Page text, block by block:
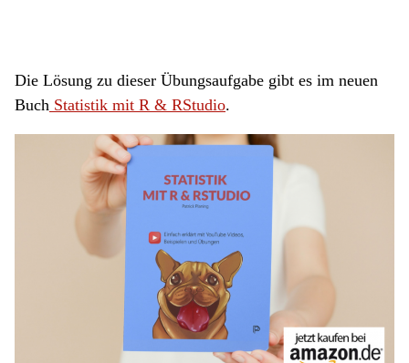
Die Lösung zu dieser Übungsaufgabe gibt es im neuen
Buch Statistik mit R & RStudio.